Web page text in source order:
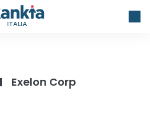
ITALIA
Exelon Corp